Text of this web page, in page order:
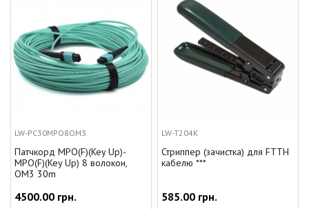
LW-PC30MPO8OM3
Патчкорд MPO(F)(Key Up)-
MPO(F)(Key Up) 8 волокон,
OM3 30m
4500.00 грн.
LW-T204K
Стриппер (зачистка) для FTTH
кабелю ***
585.00 грн.